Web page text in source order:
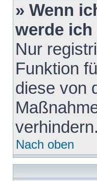
» Wenn
werde
Nur
Funktion
diese von
verhindern.
Nach oben